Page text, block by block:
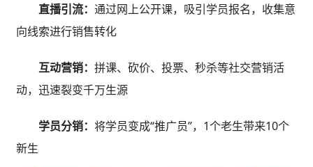
直播引流： 通过网上公开课，吸引学员报名，收集意
向线索进行销售转化
互动营销： 拼课、砍价、投票、秒杀等社交营销活
动，迅速裂变千万生源
学员分销： 将学员变成“推广员”，1个老生带来10个
新生